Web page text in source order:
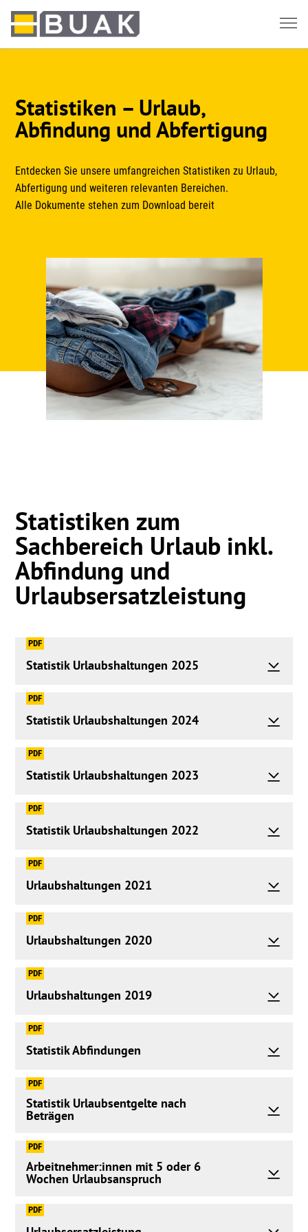
Springe
zum
Statistiken – Urlaub,
Abfindung und Abfertigung
Entdecken Sie unsere umfangreichen Statistiken zu Urlaub,
Abfertigung und weiteren relevanten Bereichen.
Alle Dokumente stehen zum Download bereit
Statistiken zum
Sachbereich Urlaub inkl.
Abfindung und
Urlaubsersatzleistung
PDF
Statistik Urlaubshaltungen 2025
PDF
Statistik Urlaubshaltungen 2024
PDF
Statistik Urlaubshaltungen 2023
PDF
Statistik Urlaubshaltungen 2022
PDF
Urlaubshaltungen 2021
PDF
Urlaubshaltungen 2020
PDF
Urlaubshaltungen 2019
PDF
Statistik Abfindungen
PDF
Statistik Urlaubsentgelte nach
Beträgen
PDF
Arbeitnehmer:innen mit 5 oder 6
Wochen Urlaubsanspruch
PDF